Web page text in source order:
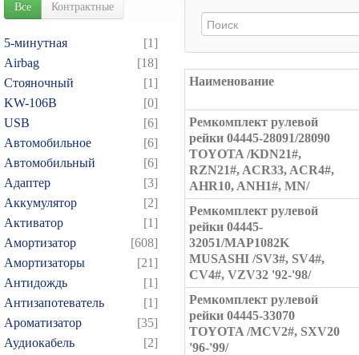
Все Контрактные
5-минутная
[1]
Airbag
[18]
Cтояночный
[1]
KW-106B
[0]
USB
[6]
Автомобильное
[6]
Автомобильный
[6]
Адаптер
[3]
Аккумулятор
[2]
Активатор
[1]
Амортизатор
[608]
Амортизаторы
[21]
Антидождь
[1]
Антизапотеватель
[1]
Ароматизатор
[35]
Аудиокабель
[2]
Наименование
Ремкомплект рулевой
рейки 04445-28091/28090
TOYOTA /KDN21#,
RZN21#, ACR33, ACR4#,
AHR10, ANH1#, MN/
Ремкомплект рулевой
рейки 04445-
32051/MAP1082K
MUSASHI /SV3#, SV4#,
CV4#, VZV32 '92-'98/
Ремкомплект рулевой
рейки 04445-33070
TOYOTA /MCV2#, SXV20
'96-'99/